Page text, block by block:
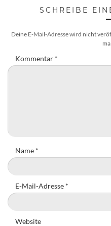
SCHREIBE
Deine E-Mail-Adresse wird nicht
Kommentar *
Name *
E-Mail-Adresse *
Website